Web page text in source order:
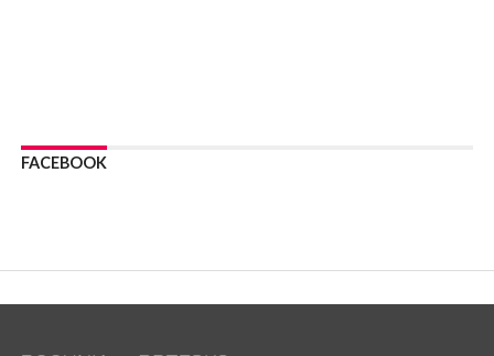
GMINA DRWINIA. 45 dzieci będzie się uczyć pływać. Zajęcia
ruszą we wrześniu
WYDARZENIA
FACEBOOK